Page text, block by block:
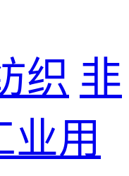
织 非
业用